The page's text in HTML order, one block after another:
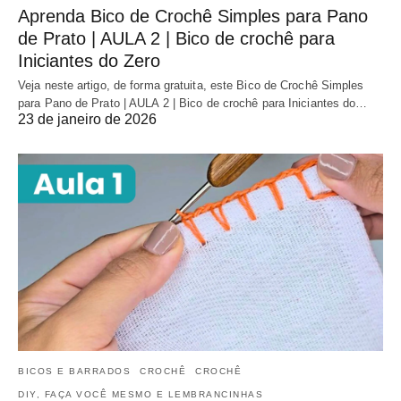
Aprenda Bico de Crochê Simples para Pano
de Prato | AULA 2 | Bico de crochê para
Iniciantes do Zero
Veja neste artigo, de forma gratuita, este Bico de Crochê Simples
para Pano de Prato | AULA 2 | Bico de crochê para Iniciantes do…
23 de janeiro de 2026
BICOS E BARRADOS CROCHÊ CROCHÊ
DIY, FAÇA VOCÊ MESMO E LEMBRANCINHAS